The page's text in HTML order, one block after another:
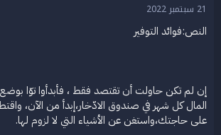
و
و
21 سبتمبر 2022
النص:فوائد التوفير
إن لم تكن حاولت أن تقتصد فقط ، فأبدأوا توّا
المال كل شهر في صندوق الادّخار،إبدأ من الآن،
على حاجتك،واستغن عن الأشياء التي لا لزوم لها.